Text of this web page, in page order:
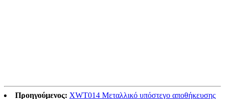
Προηγούμενος: XWT014 Μεταλλικό υπόστεγο αποθήκευσης